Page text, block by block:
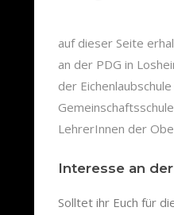
auf dieser Seite
an der PDG in
der
LehrerInnen der
Interesse an
Solltet ihr Euch für